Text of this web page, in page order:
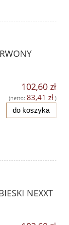
102,60 zł
(netto: 83,41 zł )
do koszyka
NEXXT